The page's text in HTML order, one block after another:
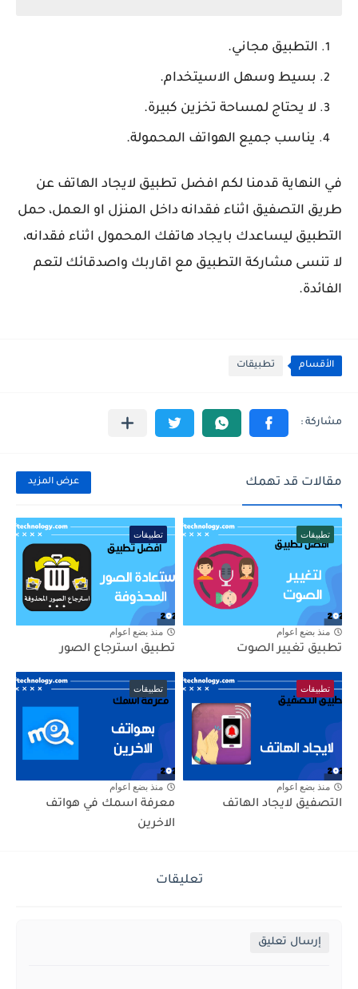
التطبيق مجاني.
بسيط وسهل الاسيتخدام.
لا يحتاج لمساحة تخزين كبيرة.
يناسب جميع الهواتف المحمولة.
في النهاية قدمنا لكم افضل تطبيق لايجاد الهاتف عن
طريق التصفيق اثناء فقدانه داخل المنزل او العمل، حمل
التطبيق ليساعدك بايجاد هاتفك المحمول اثناء فقدانه،
لا تنسى مشاركة التطبيق مع اقاربك واصدقائك لتعم
الفائدة.
الأقسام تطبيقات
مقالات قد تهمك عرض المزيد
تطبيقات
منذ بضع اعوام
تطبيق تغيير الصوت
تطبيقات
منذ بضع اعوام
تطبيق استرجاع الصور
تطبيقات
منذ بضع اعوام
التصفيق لايجاد الهاتف
تطبيقات
منذ بضع اعوام
معرفة اسمك في هواتف
الاخرين
تعليقات
إرسال تعليق